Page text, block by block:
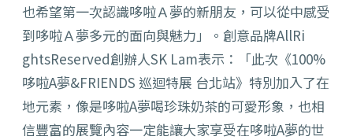
也希望第一次認識哆啦Ａ夢的新朋友， 可以從中感受
到哆啦Ａ夢多元的面向與魅力」。創意品牌AllRi
ghtsReserved創辦人SK Lam表示：「此次《100%
哆啦A夢&FRIENDS 巡迴特展 台北站》特別加入了在
地元素，像是哆啦A夢喝珍珠奶茶的可愛形象 ，也相
信豐富的展覽內容一定能讓大家享受在哆啦A夢的世